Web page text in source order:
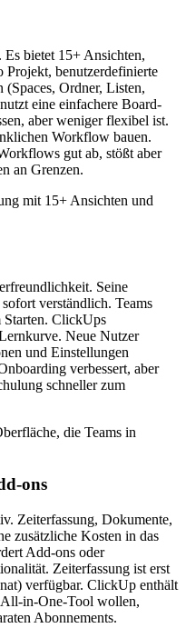
bietet 15+ Ansichten,
Projekt, benutzerdefinierte
(Spaces, Ordner, Listen,
eine einfachere Board-
aber weniger flexibel ist.
Workflow bauen.
gut ab, stößt aber
an Grenzen.
mit 15+ Ansichten und
Seine
verständlich. Teams
Starten. ClickUps
Neue Nutzer
und Einstellungen
verbessert, aber
schneller zum
die Teams in
ons
Zeiterfassung, Dokumente,
zusätzliche Kosten in das
Add-ons oder
Zeiterfassung ist erst
verfügbar. ClickUp enthält
All-in-One-Tool wollen,
Abonnements.